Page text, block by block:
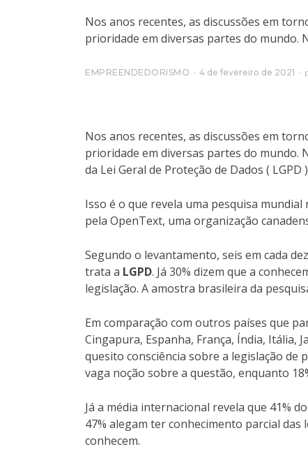
Nos anos recentes, as discussões em
prioridade em diversas partes do mundo.
EMPREENDEDORISMO 4 de fevereiro de 2021
Nos anos recentes, as discussões em
prioridade em diversas partes do mundo.
da Lei Geral de Proteção de Dados (
Isso é o que revela uma pesquisa
pela OpenText, uma organização
Segundo o levantamento, seis em cada
trata a LGPD. Já 30% dizem que a
legislação. A amostra brasileira da
Em comparação com outros países que
Cingapura, Espanha, França, Índia, Itália,
quesito consciência sobre a legislação de
vaga noção sobre a questão, enquanto
Já a média internacional revela que 41%
47% alegam ter conhecimento parcial das
conhecem.